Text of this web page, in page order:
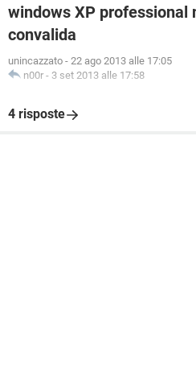
windows XP professional
convalida
unincazzato - 22 ago 2013 alle 17:05
n00r - 3 set 2013 alle 17:58
4 risposte